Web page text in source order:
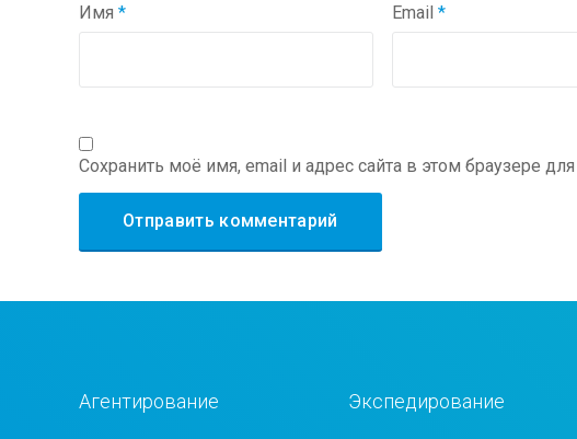
Имя * Email *
Сохранить моё имя, email и адрес сайта в этом браузере
Агентирование Экспедирование